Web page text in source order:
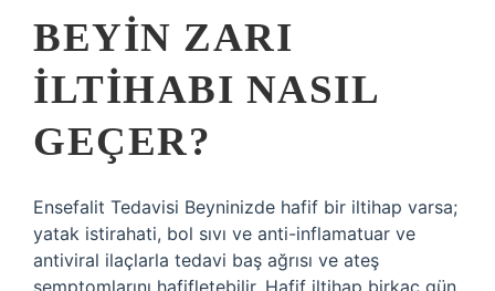
BEYIN ZARI
ILTIHABI NASIL
GEÇER?
Ensefalit Tedavisi Beyninizde hafif bir iltihap varsa;
yatak istirahati, bol sıvı ve anti-inflamatuar ve
antiviral ilaçlarla tedavi baş ağrısı ve ateş
semptomlarını hafifletebilir. Hafif iltihap birkaç gün